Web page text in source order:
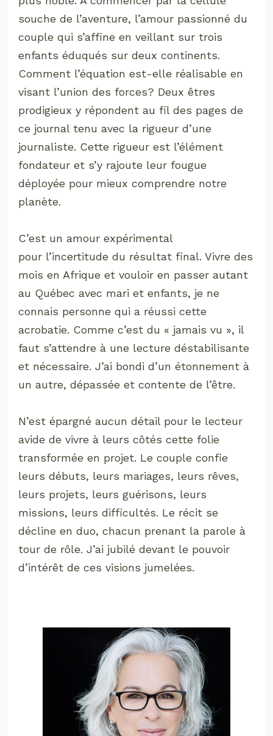
souche de l’aventure, l’amour passionné du
couple qui s’affine en veillant sur trois
enfants éduqués sur deux continents.
Comment l’équation est-elle réalisable en
visant l’union des forces? Deux êtres
prodigieux y répondent au fil des pages de
ce journal tenu avec la rigueur d’une
journaliste. Cette rigueur est l’élément
fondateur et s’y rajoute leur fougue
déployée pour mieux comprendre notre
planète.
C’est un amour expérimental
pour l’incertitude du résultat final. Vivre des
mois en Afrique et vouloir en passer autant
au Québec avec mari et enfants, je ne
connais personne qui a réussi cette
acrobatie. Comme c’est du « jamais vu », il
faut s’attendre à une lecture déstabilisante
et nécessaire. J’ai bondi d’un étonnement à
un autre, dépassée et contente de l’être.
N’est épargné aucun détail pour le lecteur
avide de vivre à leurs côtés cette folie
transformée en projet. Le couple confie
leurs débuts, leurs mariages, leurs rêves,
leurs projets, leurs guérisons, leurs
missions, leurs difficultés. Le récit se
décline en duo, chacun prenant la parole à
tour de rôle. J’ai jubilé devant le pouvoir
d’intérêt de ces visions jumelées.